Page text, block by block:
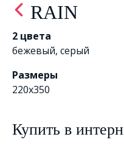
RAIN
2 цвета
бежевый, серый
Размеры
220x350
Купить в